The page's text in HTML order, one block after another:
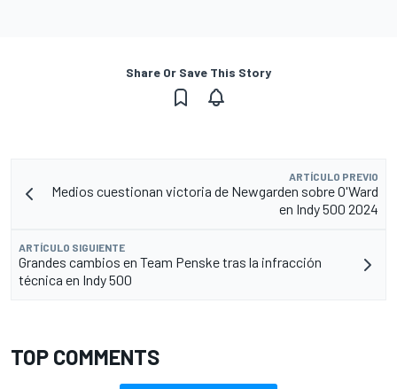
Share Or Save This Story
ARTÍCULO PREVIO
Medios cuestionan victoria de Newgarden sobre O'Ward
en Indy 500 2024
ARTÍCULO SIGUIENTE
Grandes cambios en Team Penske tras la infracción
técnica en Indy 500
TOP COMMENTS